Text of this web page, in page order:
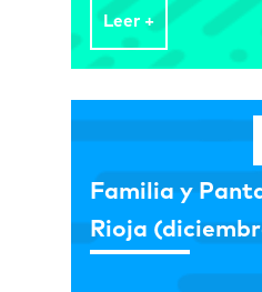
relacionados con el cannabis.
Leer +
Familia y
Rioja